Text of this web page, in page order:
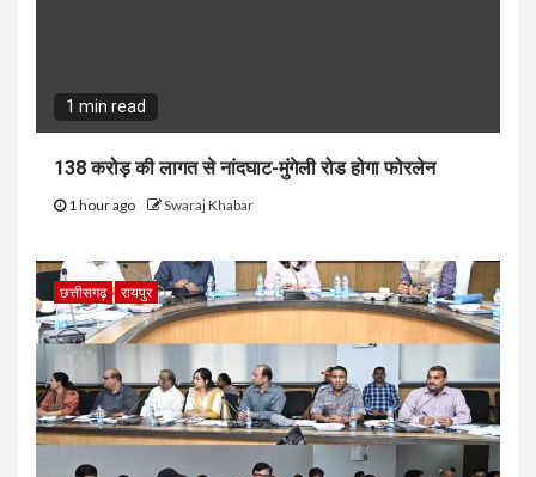
1 min read
138 करोड़ की लागत से नांदघाट-मुंगेली रोड होगा फोरलेन
1 hour ago Swaraj Khabar
छत्तीसगढ़ रायपुर